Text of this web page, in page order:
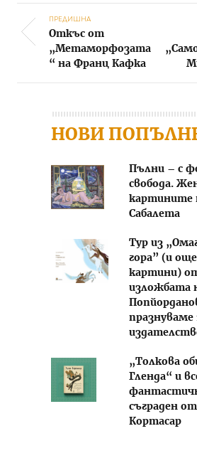
Post navigation
ПРЕДИШНА
Откъс от
„Метаморфозата
“ на Франц Кафка
НОВИ
Пълни – с
свобода.
картините
Сабалета
Тур из
гора” (и
картини)
изложбата
празнуваме
„Толкова
Гленда“ и
съграден
Кортасар